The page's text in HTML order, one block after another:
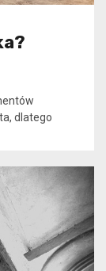
dlatego